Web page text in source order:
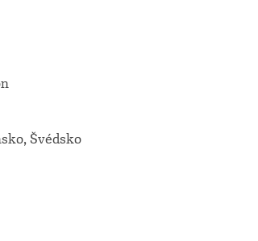
Švédsko